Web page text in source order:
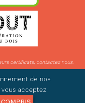
certificats, contactez nous.
statement